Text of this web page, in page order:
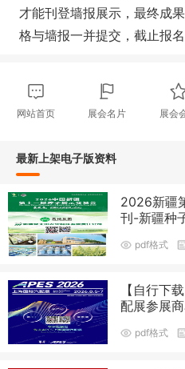
才能刊登墙报展示，最终成
格与墙报一并提交，截止报
网站首页 展会名片 展会
最新上架电子版资料
2026新疆
刊-新疆种
pdf格式
【自行下
配展参展
pdf格式